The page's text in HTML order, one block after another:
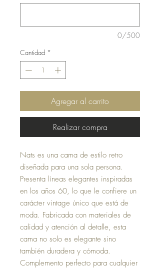
0/500
Cantidad *
Agregar al carrito
Realizar compra
Nats es una cama de estilo retro
diseñada para una sola persona.
Presenta líneas elegantes inspiradas
en los años 60, lo que le confiere un
carácter vintage único que está de
moda. Fabricada con materiales de
calidad y atención al detalle, esta
cama no solo es elegante sino
también duradera y cómoda.
Complemento perfecto para cualquier